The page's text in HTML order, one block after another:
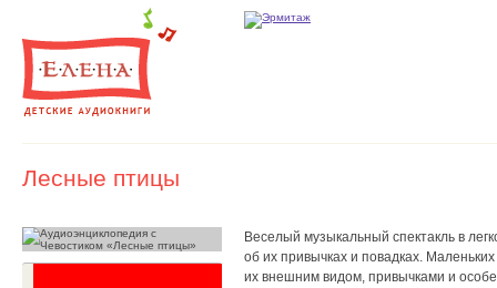
Лесные птицы
Веселый музыкальный спектакль в
об их привычках и повадках.
их внешним видом, привычками и